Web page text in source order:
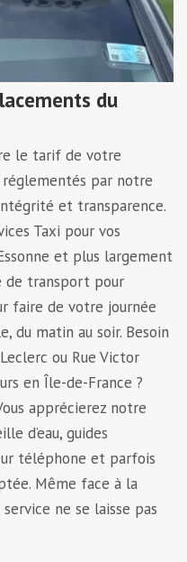
du
le tarif de votre
par notre
et transparence.
Taxi pour vos
et plus largement
de transport pour
faire de votre journée
du matin au soir. Besoin
ou Rue Victor
en Île-de-France ?
apprécierez notre
d’eau, guides
téléphone et parfois
Même face à la
ne se laisse pas